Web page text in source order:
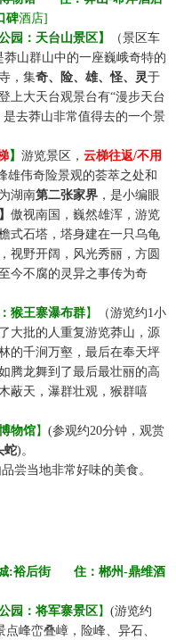
碑酒店]
园：天台山景区】
（景区车
山群山中的一座巍峨奇特的
，集奇、险、雄、怪、灵于
上大天台观景台有“漫步天台
去莽山非常值得去的一个景
】 游览景区， 云梯往返/不用
雄伟奇险景观的荟萃之处和
湖南第二张家界 ，是小编眼
傲视南国，巍然雄浑，游览
式石塔，塔身建在一只乌龟
视野开阔，风光秀丽，方圆
今不腐的灵异之事传为奇
猴王寨瀑布群】 （游览约1小
大批的人重复游览莽山，源
的千涧万壑，最后在奉天坪
腾龙舞到了最后最壮丽的高
蔽天，瀑群壮观，猴群嘻
物馆】 (参观约20分钟，观赏
蛇)。
尝当地非常好味的美食。
:裕后街☆☆ 住：郴州-鼎维酒
园：将军寨景区】 (游览约
峰峦叠嶂，险峰、异石、